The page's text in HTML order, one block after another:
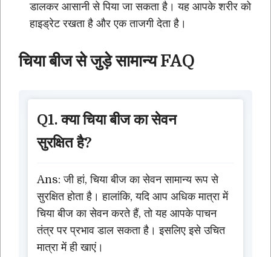
डालकर आसानी से पिया जा सकता है। यह आपके शरीर को
हाइड्रेट रखता है और एक ताजगी देता है।
चिया बीज से जुड़े सामान्य FAQ
Q1. क्या चिया बीज का सेवन
सुरक्षित है?
Ans: जी हां, चिया बीज का सेवन सामान्य रूप से
सुरक्षित होता है। हालांकि, यदि आप अधिक मात्रा में
चिया बीज का सेवन करते हैं, तो यह आपके पाचन
तंत्र पर प्रभाव डाल सकता है। इसलिए इसे उचित
मात्रा में ही खाएं।